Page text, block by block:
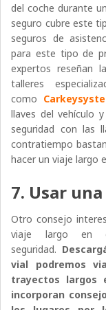
del coche durante
seguro cubre este
seguros de
para este tipo de
expertos reseñan
talleres
como
llaves del vehículo
seguridad con las
contratiempo
hacer un viaje largo
7. Usar
Otro consejo
viaje largo en
seguridad.
vial podremos
trayectos largos
incorporan